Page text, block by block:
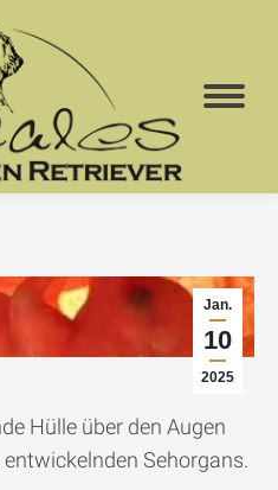
Jan.
10
2025
Hülle über den Augen
Sehorgans.